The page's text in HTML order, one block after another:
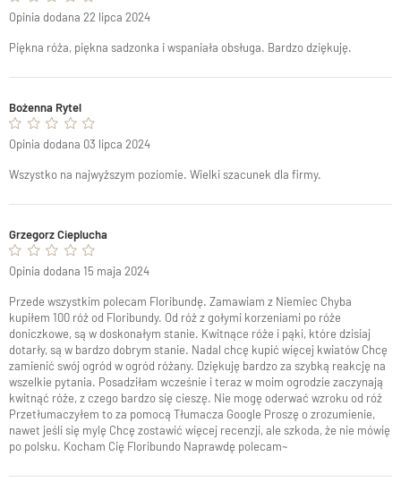
Piękna róża, piękna sadzonka i wspaniała obsługa. Bardzo dziękuję.
Bożenna Rytel
Opinia dodana 22 lipca 2024
Wszystko na najwyższym poziomie. Wielki szacunek dla firmy.
Grzegorz Cieplucha
Opinia dodana 03 lipca 2024
Przede wszystkim polecam Floribundę. Zamawiam z Niemiec Chyba
kupiłem 100 róż od Floribundy. Od róż z gołymi korzeniami po róże
doniczkowe, są w doskonałym stanie. Kwitnące róże i pąki, które dzisiaj
dotarły, są w bardzo dobrym stanie. Nadal chcę kupić więcej kwiatów Chcę
zamienić swój ogród w ogród różany. Dziękuję bardzo za szybką reakcję na
wszelkie pytania. Posadziłam wcześnie i teraz w moim ogrodzie zaczynają
kwitnąć róże, z czego bardzo się cieszę. Nie mogę oderwać wzroku od róż
Przetłumaczyłem to za pomocą Tłumacza Google Proszę o zrozumienie,
nawet jeśli się mylę Chcę zostawić więcej recenzji, ale szkoda, że ​​nie mówię
po polsku. Kocham Cię Floribundo Naprawdę polecam~
Opinia dodana 15 maja 2024